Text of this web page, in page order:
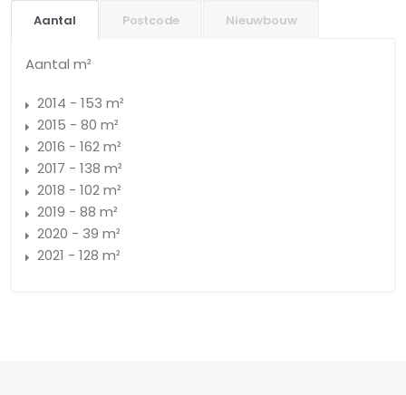
Aantal Postcode Nieuwbouw
Aantal m²
2014 - 153 m²
2015 - 80 m²
2016 - 162 m²
2017 - 138 m²
2018 - 102 m²
2019 - 88 m²
2020 - 39 m²
2021 - 128 m²